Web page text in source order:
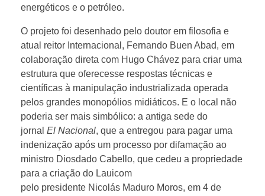
energéticos e o petróleo.
O projeto foi desenhado pelo doutor em filosofia e
atual reitor Internacional, Fernando Buen Abad, em
colaboração direta com Hugo Chávez para criar uma
estrutura que oferecesse respostas técnicas e
científicas à manipulação industrializada operada
pelos grandes monopólios midiáticos. E o local não
poderia ser mais simbólico: a antiga sede do
jornal El Nacional, que a entregou para pagar uma
indenização após um processo por difamação ao
ministro Diosdado Cabello, que cedeu a propriedade
para a criação do Lauicom
pelo presidente Nicolás Maduro Moros, em 4 de